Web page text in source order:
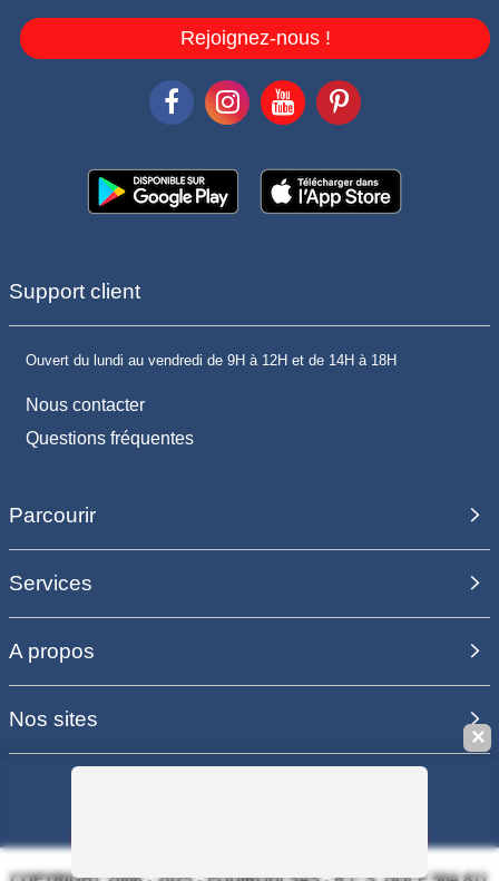
Rejoignez-nous !
Support client
Ouvert du lundi au vendredi de 9H à 12H et de 14H à 18H
Nous contacter
Questions fréquentes
Parcourir
Services
A propos
Nos sites
✕